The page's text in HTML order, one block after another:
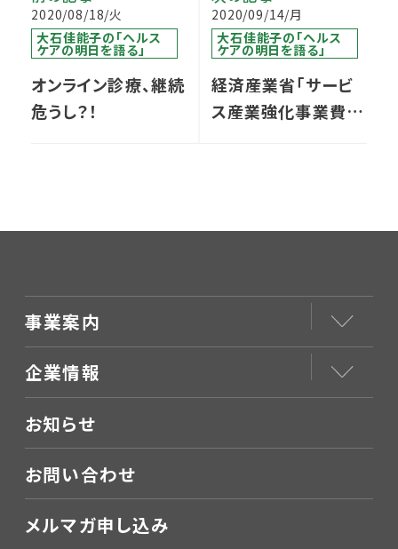
2020/08/18/火
大石佳能子の「ヘルス
ケアの明日を語る」
オンライン診療、継続
危うし？！
2020/09/14/月
大石佳能子の「ヘルス
ケアの明日を語る」
経済産業省「サービ
ス産業強化事業費補
事業案内
企業情報
お知らせ
お問い合わせ
メルマガ申し込み